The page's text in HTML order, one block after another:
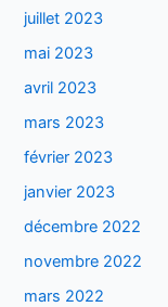
juillet 2023
mai 2023
avril 2023
mars 2023
février 2023
janvier 2023
décembre 2022
novembre 2022
mars 2022